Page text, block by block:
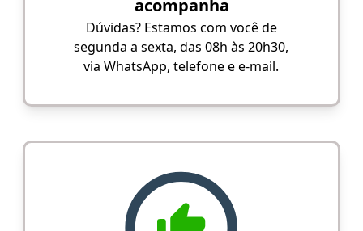
acompanha
Dúvidas? Estamos com você de
segunda a sexta, das 08h às 20h30,
via WhatsApp, telefone e e-mail.